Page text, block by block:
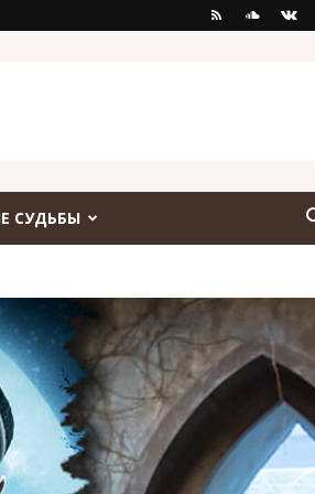
СУДЬБЫ